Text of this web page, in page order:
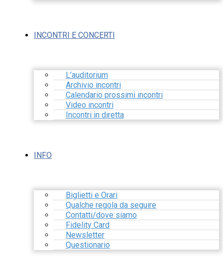
INCONTRI E CONCERTI
L’auditorium
Archivio incontri
Calendario prossimi incontri
Video incontri
Incontri in diretta
INFO
Biglietti e Orari
Qualche regola da seguire
Contatti/dove siamo
Fidelity Card
Newsletter
Questionario